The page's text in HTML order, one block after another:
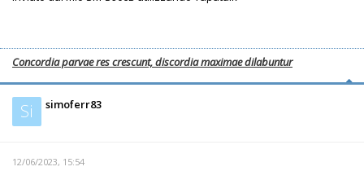
Concordia parvae res crescunt, discordia maximae dilabuntur
Si simoferr83
12/06/2023, 15:54